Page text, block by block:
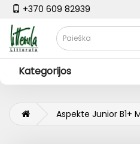
+370 609 82939
Kategorijos
Aspekte Junior B1+